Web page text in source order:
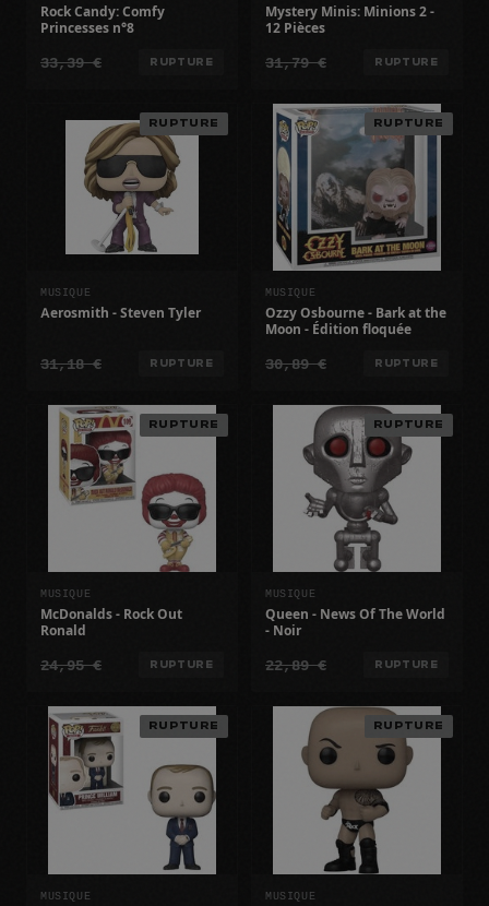
Rock Candy: Comfy
Princesses n°8
33,39 € RUPTURE
Mystery Minis: Minions 2 -
12 Pièces
31,79 € RUPTURE
RUPTURE
MUSIQUE
Aerosmith - Steven Tyler
31,18 € RUPTURE
RUPTURE
MUSIQUE
Ozzy Osbourne - Bark at the
Moon - Édition floquée
30,89 € RUPTURE
RUPTURE
MUSIQUE
McDonalds - Rock Out
Ronald
24,95 € RUPTURE
RUPTURE
MUSIQUE
Queen - News Of The World
- Noir
22,89 € RUPTURE
RUPTURE
MUSIQUE
RUPTURE
MUSIQUE